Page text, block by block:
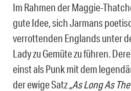
Im Rahmen der Maggie-
gute Idee, sich Jarmans
verrottenden Englands unter
Lady zu Gemüte zu führen.
einst als Punk mit dem
der ewige Satz„As Long As